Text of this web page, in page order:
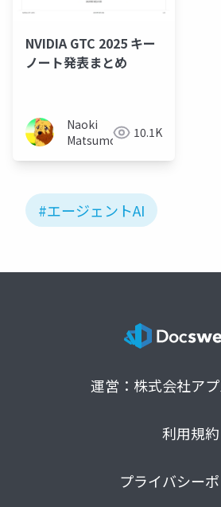
NVIDIA GTC 2025 キー
ノート発表まとめ
Naoki
Matsumoto 10.1K
#エージェントAI
運営：株式会社ア
利用規約
プライバシー